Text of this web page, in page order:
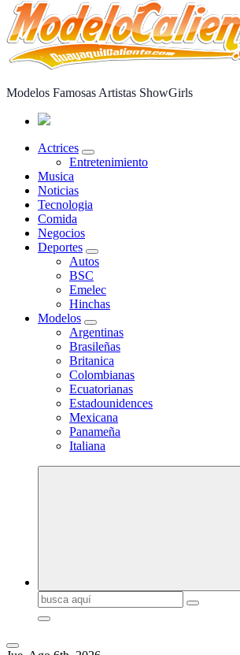
Modelos Famosas Artistas ShowGirls
Actrices
Entretenimiento
Musica
Noticias
Tecnologia
Comida
Negocios
Deportes
Autos
BSC
Emelec
Hinchas
Modelos
Argentinas
Brasileñas
Britanica
Colombianas
Ecuatorianas
Estadounidences
Mexicana
Panameña
Italiana
Buscar: